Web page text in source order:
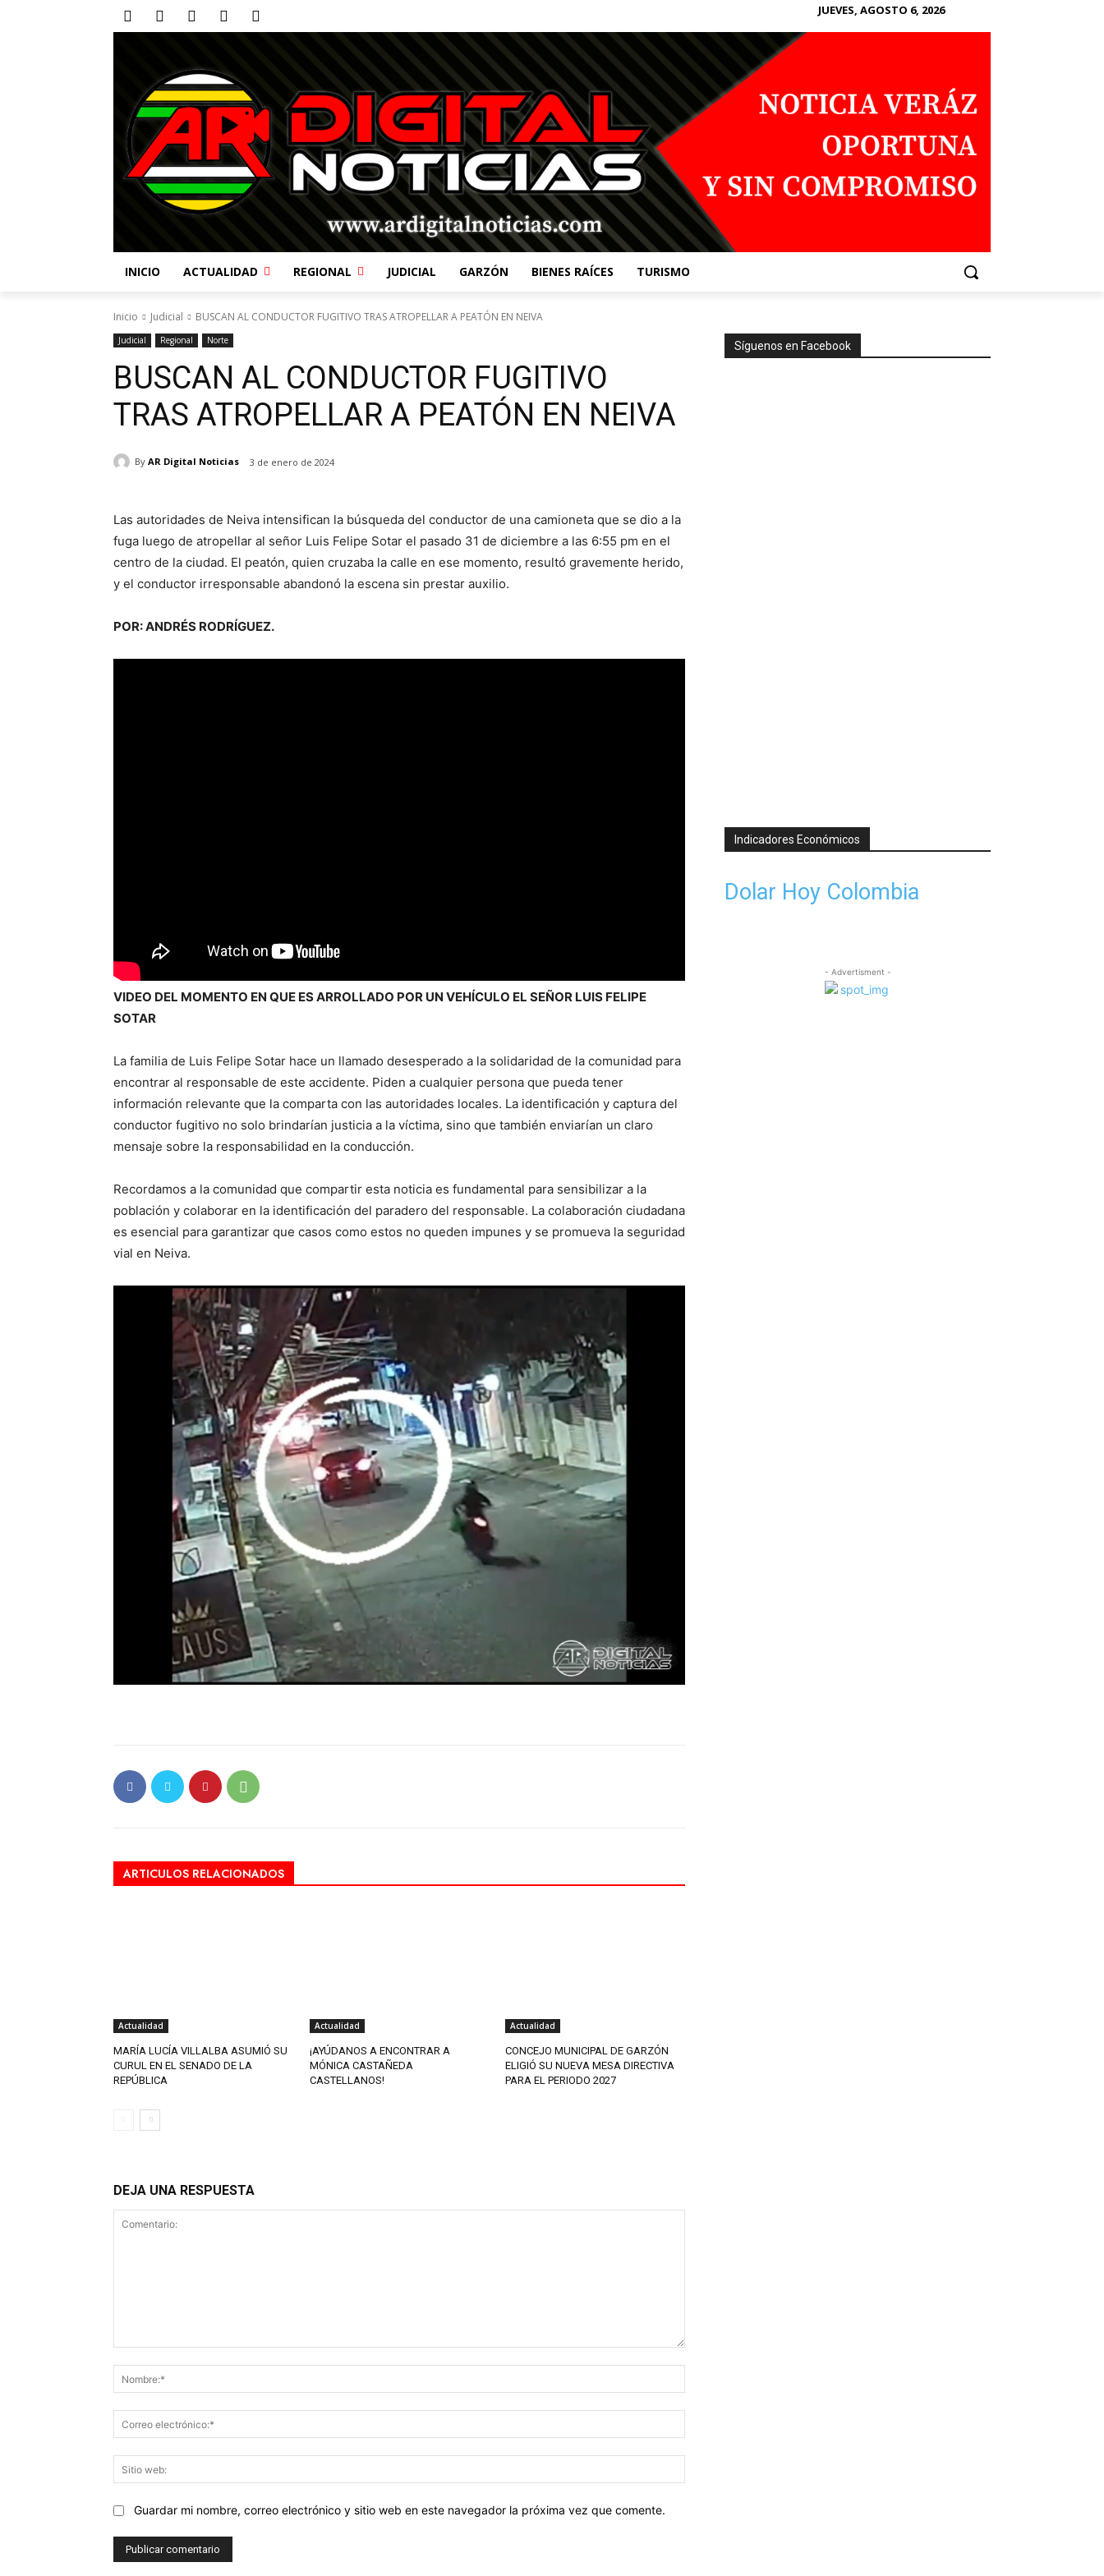
JUEVES, AGOSTO 6, 2026
INICIO ACTUALIDAD REGIONAL JUDICIAL GARZÓN BIENES RAÍCES TURISMO
Inicio Judicial BUSCAN AL CONDUCTOR FUGITIVO TRAS ATROPELLAR A PEATÓN EN NEIVA
Judicial Regional Norte
BUSCAN AL CONDUCTOR FUGITIVO
TRAS ATROPELLAR A PEATÓN EN NEIVA
By AR Digital Noticias 3 de enero de 2024
Las autoridades de Neiva intensifican la búsqueda del conductor de una camioneta que se dio a la
fuga luego de atropellar al señor Luis Felipe Sotar el pasado 31 de diciembre a las 6:55 pm en el
centro de la ciudad. El peatón, quien cruzaba la calle en ese momento, resultó gravemente herido,
y el conductor irresponsable abandonó la escena sin prestar auxilio.
POR: ANDRÉS RODRÍGUEZ.
VIDEO DEL MOMENTO EN QUE ES ARROLLADO POR UN VEHÍCULO EL SEÑOR LUIS FELIPE
SOTAR
La familia de Luis Felipe Sotar hace un llamado desesperado a la solidaridad de la comunidad para
encontrar al responsable de este accidente. Piden a cualquier persona que pueda tener
información relevante que la comparta con las autoridades locales. La identificación y captura del
conductor fugitivo no solo brindarían justicia a la víctima, sino que también enviarían un claro
mensaje sobre la responsabilidad en la conducción.
Recordamos a la comunidad que compartir esta noticia es fundamental para sensibilizar a la
población y colaborar en la identificación del paradero del responsable. La colaboración ciudadana
es esencial para garantizar que casos como estos no queden impunes y se promueva la seguridad
vial en Neiva.
ARTICULOS RELACIONADOS
Actualidad
MARÍA LUCÍA VILLALBA ASUMIÓ SU
CURUL EN EL SENADO DE LA
REPÚBLICA
Actualidad
¡AYÚDANOS A ENCONTRAR A
MÓNICA CASTAÑEDA
CASTELLANOS!
Actualidad
CONCEJO MUNICIPAL DE GARZÓN
ELIGIÓ SU NUEVA MESA DIRECTIVA
PARA EL PERIODO 2027
DEJA UNA RESPUESTA
electrónico:*
web:
Guardar mi nombre, correo electrónico y sitio web en este navegador la próxima vez que comente.
Síguenos en Facebook
Indicadores Económicos
Dolar Hoy Colombia
- Advertisment -